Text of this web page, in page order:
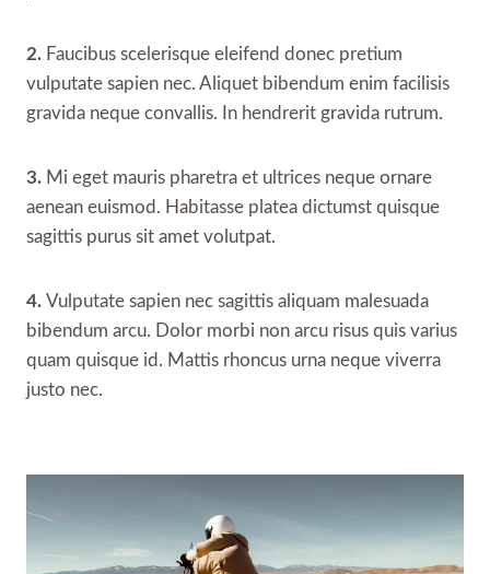
2. Faucibus scelerisque eleifend donec pretium
vulputate sapien nec. Aliquet bibendum enim facilisis
gravida neque convallis. In hendrerit gravida rutrum.
3. Mi eget mauris pharetra et ultrices neque ornare
aenean euismod. Habitasse platea dictumst quisque
sagittis purus sit amet volutpat.
4. Vulputate sapien nec sagittis aliquam malesuada
bibendum arcu. Dolor morbi non arcu risus quis varius
quam quisque id. Mattis rhoncus urna neque viverra
justo nec.